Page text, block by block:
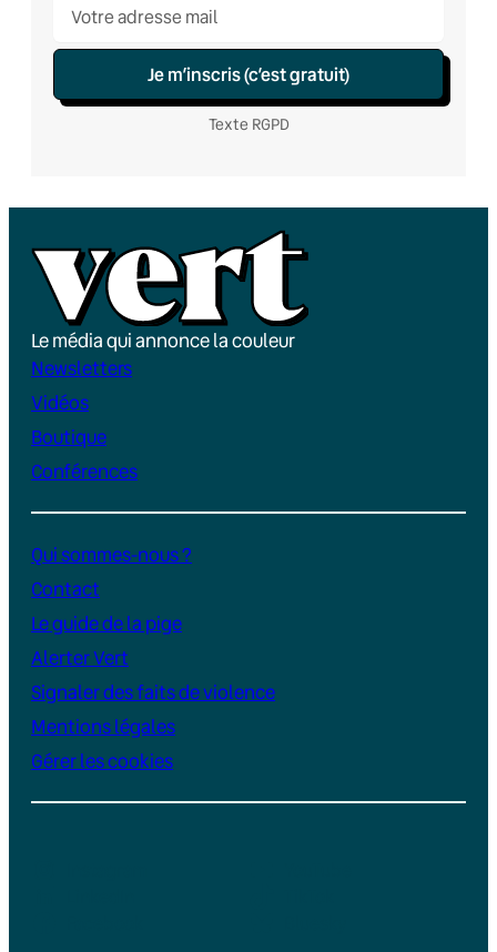
Je m’inscris (c’est gratuit)
Texte RGPD
Le média qui annonce la couleur
Newsletters
Vidéos
Boutique
Conférences
Qui sommes-nous ?
Contact
Le guide de la pige
Alerter Vert
Signaler des faits de violence
Mentions légales
Gérer les cookies